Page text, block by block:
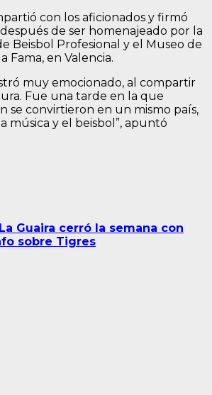
con los aficionados y firmó
de ser homenajeado por la
Beisbol Profesional y el Museo de
Fama, en Valencia.
muy emocionado, al compartir
Fue una tarde en la que
se convirtieron en un mismo país,
música y el beisbol”, apuntó
Guaira cerró la semana con
sobre Tigres